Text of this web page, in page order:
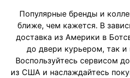
Популярные бренды и
ближе, чем кажется. В
доставка из Америки в
до двери курьером, так и
Воспользуйтесь сервисом
из США и наслаждайтесь